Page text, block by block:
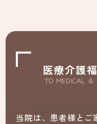
医療介護
TO MEDICAL ＆
当院は、患者様とご